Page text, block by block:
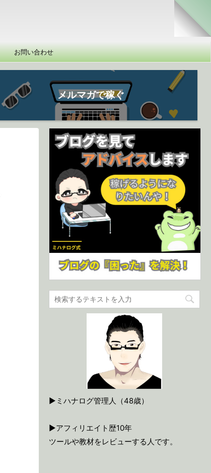
お問い合わせ
メルマガで稼ぐ
▶ミハナログ管理人（48歳）
▶アフィリエイト歴10年
ツールや教材をレビューする人です。